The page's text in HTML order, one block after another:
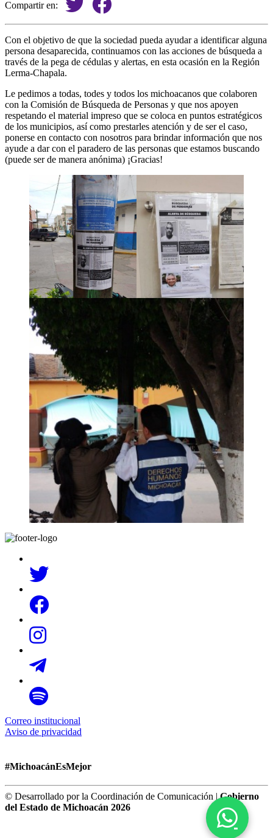
Compartir en:
Con el objetivo de que la sociedad pueda ayudar a identificar alguna
persona desaparecida, continuamos con las acciones de búsqueda a
través de la pega de cédulas y alertas, en esta ocasión en la Región
Lerma-Chapala.
Le pedimos a todas, todes y todos los michoacanos que colaboren
con la Comisión de Búsqueda de Personas y que nos apoyen
respetando el material impreso que se coloca en puntos estratégicos
de los municipios, así como prestarles atención y de ser el caso,
ponerse en contacto con nosotros para brindar información que nos
ayude a dar con el paradero de las personas que estamos buscando
(puede ser de manera anónima) ¡Gracias!
Correo institucional
Aviso de privacidad
#MichoacánEsMejor
© Desarrollado por la Coordinación de Comunicación |Gobierno
del Estado de Michoacán 2026